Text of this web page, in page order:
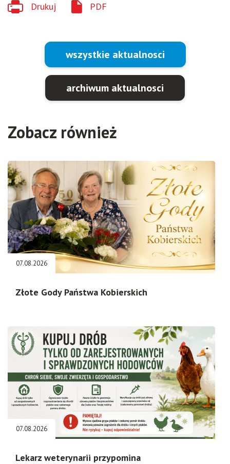
Drukuj PDF
wszystkie aktualnosci
archiwum aktualnosci
Zobacz również
07.08.2026
Złote Gody Państwa Kobierskich
07.08.2026
Lekarz weterynarii przypomina